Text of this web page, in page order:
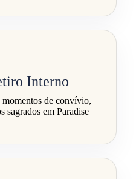
Interno
de convívio,
sagrados em Paradise